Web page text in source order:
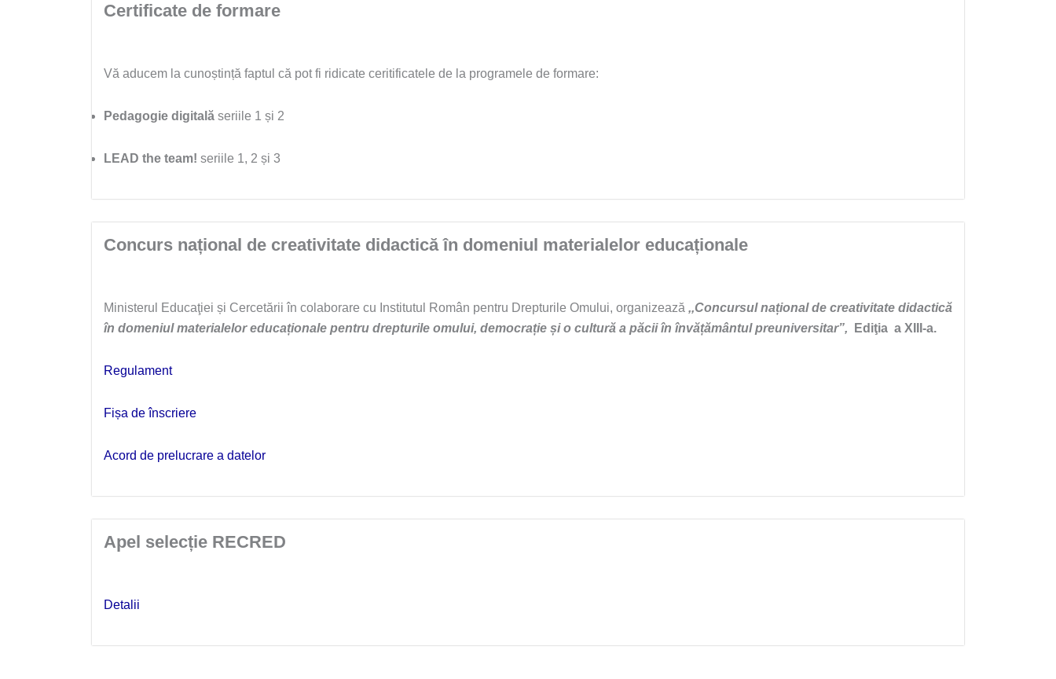
Certificate de formare
Vă aducem la cunoștință faptul că pot fi ridicate ceritificatele de la programele de formare:
Pedagogie digitală seriile 1 și 2
LEAD the team! seriile 1, 2 și 3
Concurs național de creativitate didactică în domeniul materialelor educaționale
Ministerul Educaţiei și Cercetării în colaborare cu Institutul Român pentru Drepturile Omului, organizează ,,Concursul național de creativitate didactică
în domeniul materialelor educaționale pentru drepturile omului, democrație și o cultură a păcii în învățământul preuniversitar”,
Ediţia a XIII-a.
Regulament
Fișa de înscriere
Acord de prelucrare a datelor
Apel selecție RECRED
Detalii